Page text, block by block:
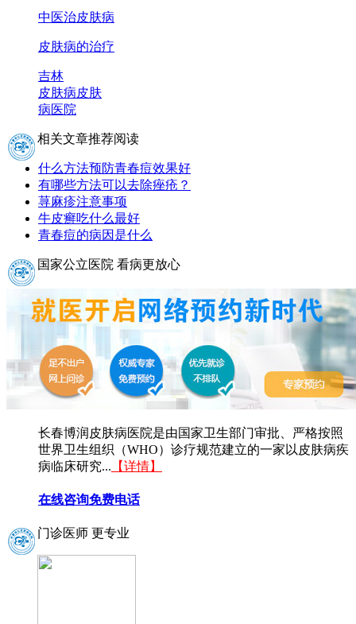
中医治皮肤病
皮肤病的治疗
吉林
皮肤病皮肤
病医院
相关文章推荐阅读
什么方法预防青春痘效果好
有哪些方法可以去除痤疮？
荨麻疹注意事项
牛皮癣吃什么最好
青春痘的病因是什么
国家公立医院 看病更放心
长春博润皮肤病医院是由国家卫生部门审批、严格按照
世界卫生组织（WHO）诊疗规范建立的一家以皮肤病疾
病临床研究... 【详情】
在线咨询免费电话
门诊医师 更专业